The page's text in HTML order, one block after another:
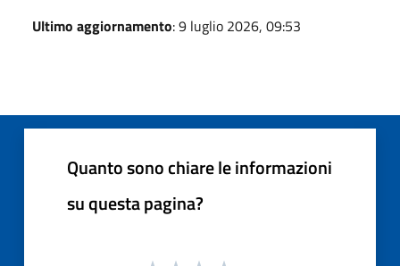
Ultimo aggiornamento: 9 luglio 2026, 09:53
Quanto sono chiare le informazioni
su questa pagina?